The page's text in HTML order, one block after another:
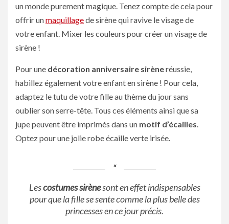
un monde purement magique. Tenez compte de cela pour
offrir unmaquillagede sirène qui ravive le visage de
votre enfant. Mixer les couleurs pour créer un visage de
sirène !
Pour une décoration anniversaire sirèneréussie,
habillez également votre enfant en sirène ! Pour cela,
adaptez le tutu de votre fille au thème du jour sans
oublier son serre-tête. Tous ces éléments ainsi que sa
jupe peuvent être imprimés dans un motif d’écailles
Optez pour une jolie robe écaille verte irisée.
Lescostumes sirènesont en effet indispensables
pour que la fille se sente comme la plus belle des
princesses en ce jour précis.